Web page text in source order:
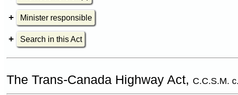
Minister responsible
Search in this Act
The Trans-Canada Highway Act, C.C.S.M.